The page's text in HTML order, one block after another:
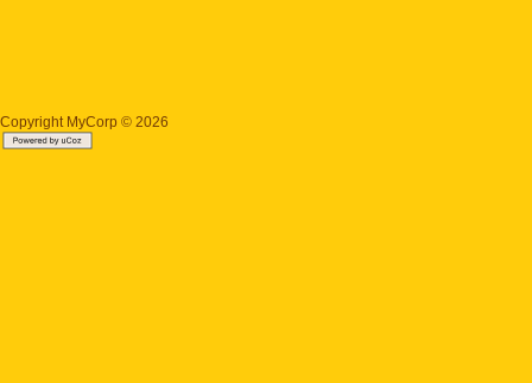
Copyright MyCorp © 2026